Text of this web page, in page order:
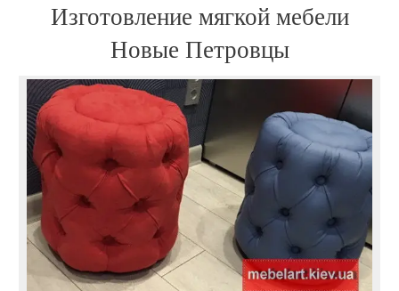
Изготовление мягкой мебели
Новые Петровцы